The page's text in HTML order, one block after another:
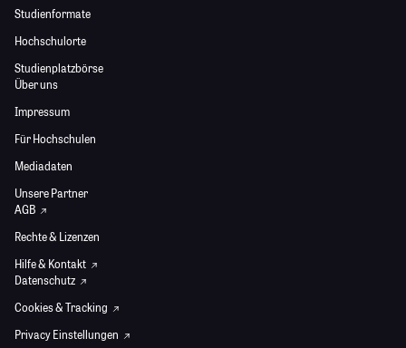
Studienformate
Hochschulorte
Studienplatzbörse
Über uns
Impressum
Für Hochschulen
Mediadaten
Unsere Partner
AGB
Rechte & Lizenzen
Hilfe & Kontakt
Datenschutz
Cookies & Tracking
Privacy Einstellungen